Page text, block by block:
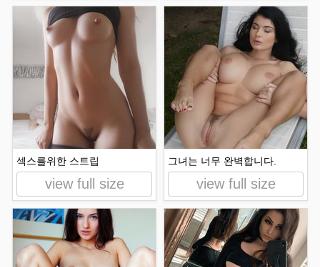
섹스를위한 스트립
view full size
그녀는 너무 완벽합니다.
view full size